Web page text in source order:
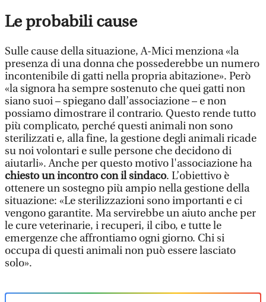
Le probabili cause
Sulle cause della situazione, A-Mici menziona «la
presenza di una donna che possederebbe un numero
incontenibile di gatti nella propria abitazione». Però
«la signora ha sempre sostenuto che quei gatti non
siano suoi – spiegano dall’associazione – e non
possiamo dimostrare il contrario. Questo rende tutto
più complicato, perché questi animali non sono
sterilizzati e, alla fine, la gestione degli animali ricade
su noi volontari e sulle persone che decidono di
aiutarli». Anche per questo motivo l'associazione ha
chiesto un incontro con il sindaco. L’obiettivo è
ottenere un sostegno più ampio nella gestione della
situazione: «Le sterilizzazioni sono importanti e ci
vengono garantite. Ma servirebbe un aiuto anche per
le cure veterinarie, i recuperi, il cibo, e tutte le
emergenze che affrontiamo ogni giorno. Chi si
occupa di questi animali non può essere lasciato
solo».